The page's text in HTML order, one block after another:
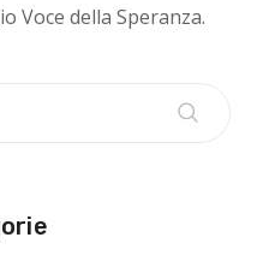
Voce della Speranza.